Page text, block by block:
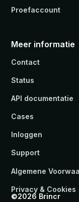
Proefaccount
Meer informatie
Contact
Status
API documentatie
Cases
Inloggen
Support
©2026 Brincr
Algemene
Privacy & Cookies